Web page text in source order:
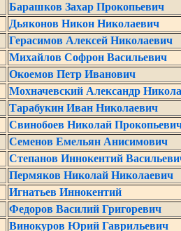
Барашков Захар Прокопьевич
Дьяконов Никон Николаевич
Герасимов Алексей Николаевич
Михайлов Софрон Васильевич
Окоемов Петр Иванович
Мохначевский Александр
Тарабукин Иван Николаевич
Свинобоев Николай
Семенов Емельян Анисимович
Степанов Иннокентий
Пермяков Николай Николаевич
Игнатьев Иннокентий
Федоров Василий Григоревич
Винокуров Юрий Гаврильевич